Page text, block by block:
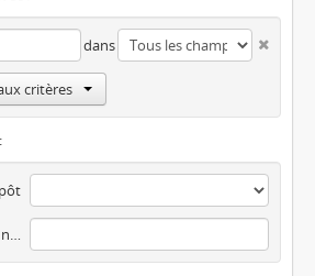
dans
critères
Description de haut niveau